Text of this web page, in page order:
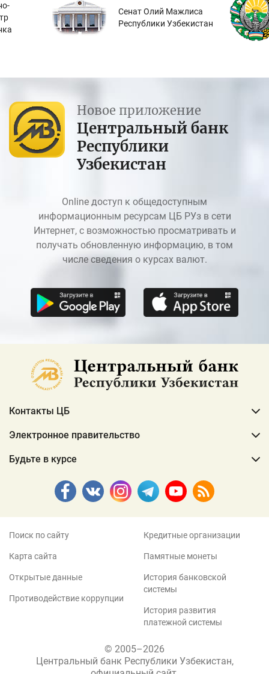
Сенат Олий Мажлиса
Республики Узбекистан
Новое приложение
Центральный банк
Республики
Узбекистан
Online доступ к общедоступным
информационным ресурсам ЦБ РУз в сети
Интернет, с возможностью просматривать и
получать обновленную информацию, в том
числе сведения о курсах валют.
Контакты ЦБ
Электронное правительство
Будьте в курсе
Поиск по сайту
Карта сайта
Открытые данные
Противодействие коррупции
Кредитные организации
Памятные монеты
История банковской
системы
История развития
платежной системы
© 2005–2026
Центральный банк Республики Узбекистан,